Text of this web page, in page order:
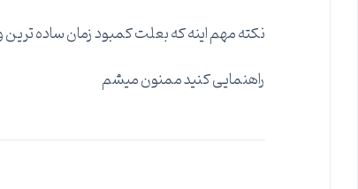
نکته مهم اینه که بعلت کمبود زمان ساده ترین و
راهنمایی کنید ممنون میشم